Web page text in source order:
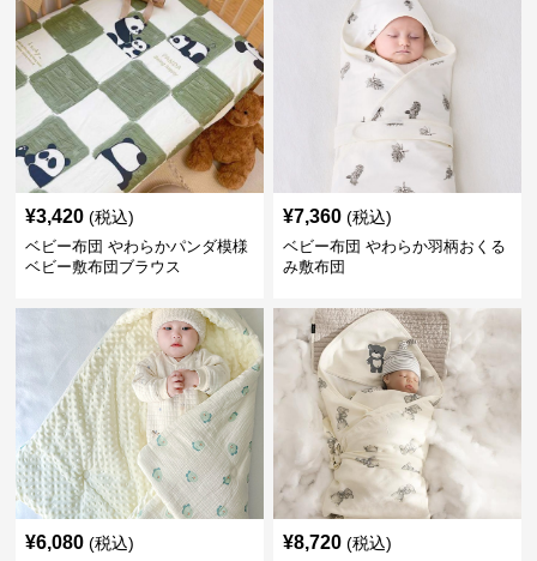
¥3,420 (税込)
ベビー布団 やわらかパンダ模様
ベビー敷布団ブラウス
¥7,360 (税込)
ベビー布団 やわらか羽柄おくる
み敷布団
¥6,080 (税込) ¥8,720 (税込)